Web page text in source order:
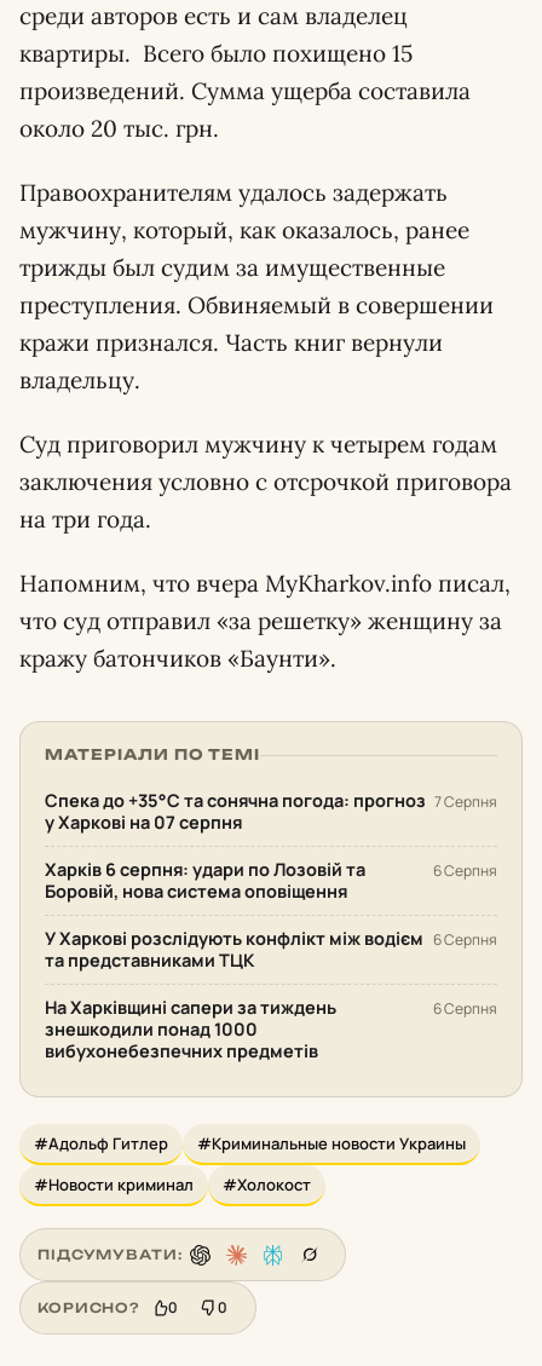
среди авторов есть и сам владелец
квартиры. Всего было похищено 15
произведений. Сумма ущерба составила
около 20 тыс. грн.
Правоохранителям удалось задержать
мужчину, который, как оказалось, ранее
трижды был судим за имущественные
преступления. Обвиняемый в совершении
кражи признался. Часть книг вернули
владельцу.
Суд приговорил мужчину к четырем годам
заключения условно с отсрочкой приговора
на три года.
Напомним, что вчера MyKharkov.info писал,
что суд отправил «за решетку» женщину за
кражу батончиков «Баунти».
МАТЕРІАЛИ ПО ТЕМІ
Спека до +35°С та сонячна погода: прогноз
у Харкові на 07 серпня
7 Серпня
Харків 6 серпня: удари по Лозовій та
Боровій, нова система оповіщення
6 Серпня
У Харкові розслідують конфлікт між водієм
та представниками ТЦК
6 Серпня
На Харківщині сапери за тиждень
знешкодили понад 1000
вибухонебезпечних предметів
6 Серпня
#Адольф Гитлер
#Криминальные новости Украины
#Новости криминал
#Холокост
ПІДСУМУВАТИ:
КОРИСНО? 0 0